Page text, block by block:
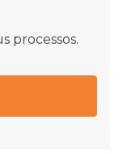
processos.